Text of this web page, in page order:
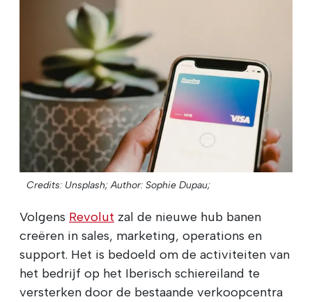
Credits: Unsplash; Author: Sophie Dupau;
Volgens Revolut zal de nieuwe hub banen
creëren in sales, marketing, operations en
support. Het is bedoeld om de activiteiten van
het bedrijf op het Iberisch schiereiland te
versterken door de bestaande verkoopcentra